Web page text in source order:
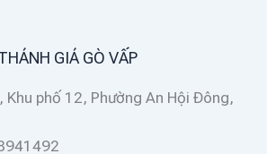
GIÁ GÒ VẤP
phố 12, Phường An Hội Đông,